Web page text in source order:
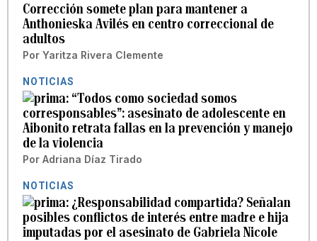
Corrección somete plan para mantener a
Anthonieska Avilés en centro correccional de
adultos
Por Yaritza Rivera Clemente
NOTICIAS
“Todos como sociedad somos
corresponsables”: asesinato de adolescente en
Aibonito retrata fallas en la prevención y manejo
de la violencia
Por Adriana Díaz Tirado
NOTICIAS
¿Responsabilidad compartida? Señalan
posibles conflictos de interés entre madre e hija
imputadas por el asesinato de Gabriela Nicole